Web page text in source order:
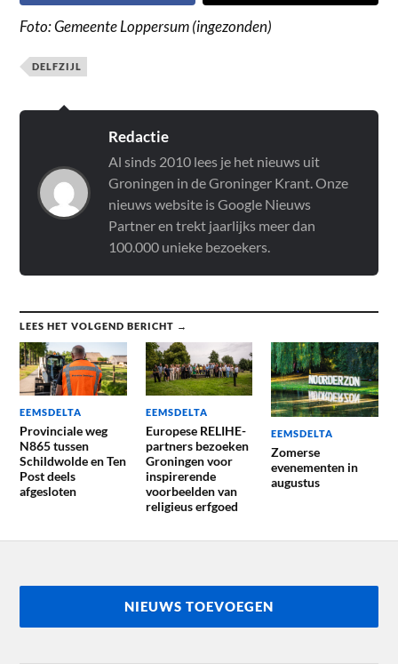
Foto: Gemeente Loppersum (ingezonden)
DELFZIJL
Redactie
Al sinds 2010 lees je het nieuws uit
Groningen in de Groninger Krant. Onze
nieuws website is Google Nieuws
Partner en trekt jaarlijks meer dan
100.000 unieke bezoekers.
LEES HET VOLGEND BERICHT →
EEMSDELTA
Provinciale weg
N865 tussen
Schildwolde en Ten
Post deels
afgesloten
EEMSDELTA
Europese RELIHE-
partners bezoeken
Groningen voor
inspirerende
voorbeelden van
religieus erfgoed
EEMSDELTA
Zomerse
evenementen in
augustus
NIEUWS TOEVOEGEN